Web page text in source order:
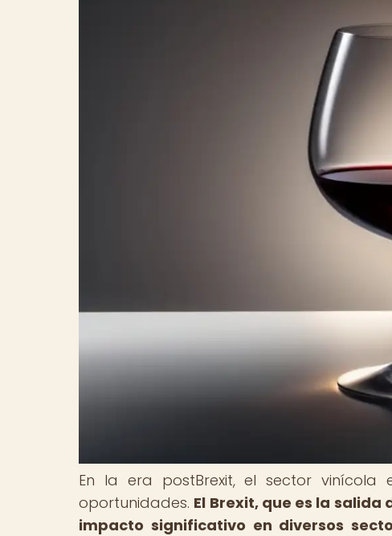
En la era postBrexit, el sector
oportunidades. El Brexit, que es la salida
impacto significativo en diversos